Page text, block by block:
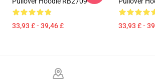
33,93 £ - 39,46 £ 33,93 £ -